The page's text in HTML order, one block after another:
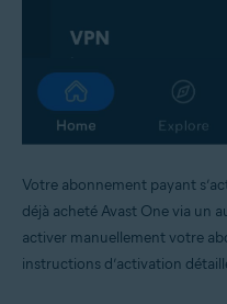
Votre abonnement payant
déjà acheté Avast One via un
activer manuellement votre
instructions d’activation